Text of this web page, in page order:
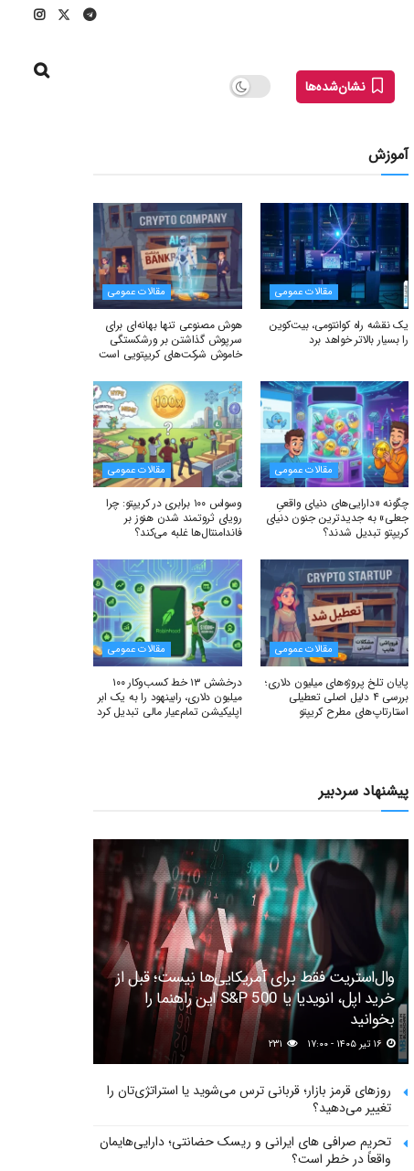
نشان‌شده‌ها
آموزش
مقالات عمومی
یک نقشه راه کوانتومی، بیت‌کوین
را بسیار بالاتر خواهد برد
مقالات عمومی
هوش مصنوعی تنها بهانه‌ای برای
سرپوش گذاشتن بر ورشکستگی
خاموش شرکت‌های کریپتویی است
مقالات عمومی
چگونه «دارایی‌های دنیای واقعیِ
جعلی» به جدیدترین جنون دنیای
کریپتو تبدیل شدند؟
مقالات عمومی
وسواس ۱۰۰ برابری در کریپتو: چرا
رویای ثروتمند شدن هنوز بر
فاندامنتال‌ها غلبه می‌کند؟
مقالات عمومی
پایان تلخ پروژه‌های میلیون دلاری؛
بررسی ۴ دلیل اصلی تعطیلی
استارتاپ‌های مطرح کریپتو
مقالات عمومی
درخشش ۱۳ خط کسب‌وکار ۱۰۰
میلیون دلاری، رابینهود را به یک ابر
اپلیکیشن تمام‌عیار مالی تبدیل کرد
پیشنهاد سردبیر
وال‌استریت فقط برای آمریکایی‌ها نیست؛ قبل از
خرید اپل، انویدیا یا S&P 500 این راهنما را
بخوانید
روزهای قرمز بازار؛ قربانی ترس می‌شوید یا استراتژی‌تان را
تغییر می‌دهید؟
تحریم صرافی های ایرانی و ریسک حضانتی؛ دارایی‌هایمان
واقعاً در خطر است؟